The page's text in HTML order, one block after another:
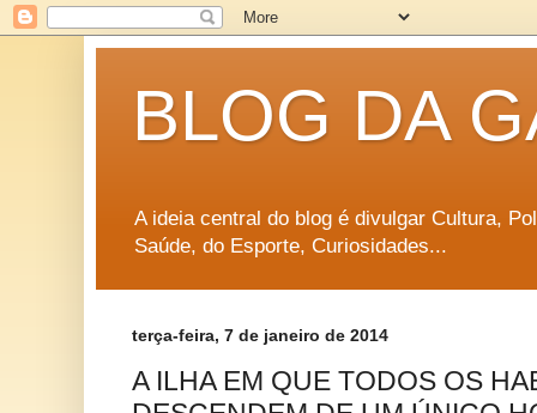
BLOG DA
A ideia central do blog é divulgar Cultura,
Saúde, do Esporte, Curiosidades...
terça-feira, 7 de janeiro de 2014
A ILHA EM QUE TODOS OS